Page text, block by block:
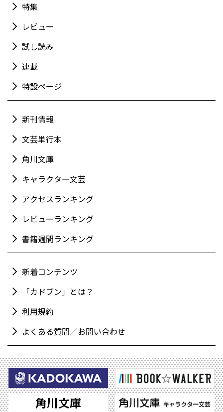
特集
レビュー
試し読み
連載
特設ページ
新刊情報
文芸単行本
角川文庫
キャラクター文芸
アクセスランキング
レビューランキング
書籍週間ランキング
新着コンテンツ
「カドブン」とは？
利用規約
よくある質問／お問い合わせ